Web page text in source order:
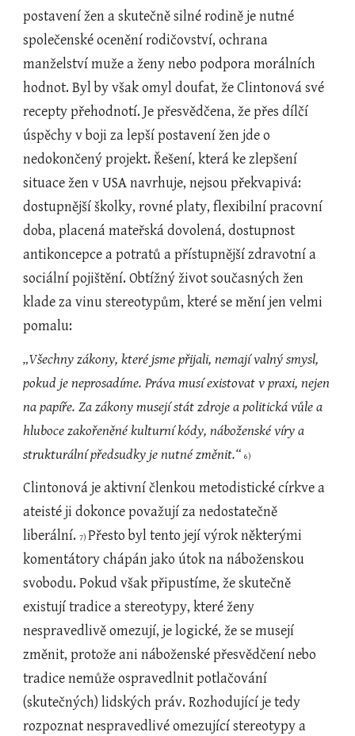
postavení žen a skutečně silné rodině je nutné
společenské ocenění rodičovství, ochrana
manželství muže a ženy nebo podpora morálních
hodnot. Byl by však omyl doufat, že Clintonová své
recepty přehodnotí. Je přesvědčena, že přes dílčí
úspěchy v boji za lepší postavení žen jde o
nedokončený projekt. Řešení, která ke zlepšení
situace žen v USA navrhuje, nejsou překvapivá:
dostupnější školky, rovné platy, flexibilní pracovní
doba, placená mateřská dovolená, dostupnost
antikoncepce a potratů a přístupnější zdravotní a
sociální pojištění. Obtížný život současných žen
klade za vinu stereotypům, které se mění jen velmi
pomalu:
„Všechny zákony, které jsme přijali, nemají valný smysl,
pokud je neprosadíme. Práva musí existovat v praxi, nejen
na papíře. Za zákony musejí stát zdroje a politická vůle a
hluboce zakořeněné kulturní kódy, náboženské víry a
strukturální předsudky je nutné změnit.“ 6)
Clintonová je aktivní členkou metodistické církve a
ateisté ji dokonce považují za nedostatečně
liberální. 7) Přesto byl tento její výrok některými
komentátory chápán jako útok na náboženskou
svobodu. Pokud však připustíme, že skutečně
existují tradice a stereotypy, které ženy
nespravedlivě omezují, je logické, že se musejí
změnit, protože ani náboženské přesvědčení nebo
tradice nemůže ospravedlnit potlačování
(skutečných) lidských práv. Rozhodující je tedy
rozpoznat nespravedlivé omezující stereotypy a